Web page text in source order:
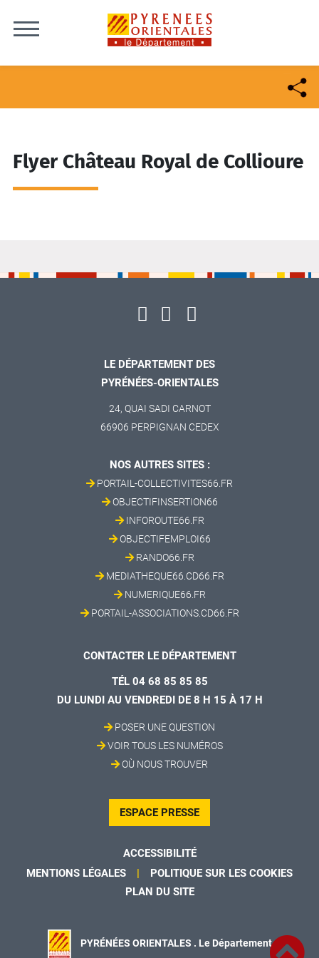
Flyer Château Royal de Collioure
LE DÉPARTEMENT DES
PYRÉNÉES-ORIENTALES
24, QUAI SADI CARNOT
66906 PERPIGNAN CEDEX
NOS AUTRES SITES :
PORTAIL-COLLECTIVITES66.FR
OBJECTIFINSERTION66
INFOROUTE66.FR
OBJECTIFEMPLOI66
RANDO66.FR
MEDIATHEQUE66.CD66.FR
NUMERIQUE66.FR
PORTAIL-ASSOCIATIONS.CD66.FR
CONTACTER LE DÉPARTEMENT
TÉL 04 68 85 85 85
DU LUNDI AU VENDREDI DE 8 H 15 À 17 H
POSER UNE QUESTION
VOIR TOUS LES NUMÉROS
OÙ NOUS TROUVER
ESPACE PRESSE
ACCESSIBILITÉ
MENTIONS LÉGALES
POLITIQUE SUR LES COOKIES
PLAN DU SITE
PYRÉNÉES ORIENTALES . Le Département